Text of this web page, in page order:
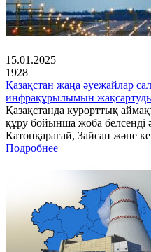
15.01.2025
1928
Қазақстан жаңа әуежайлар
инфрақұрылымын
Қазақстанда курорттық
құру бойынша жоба белсенді
Катонқарағай, Зайсан және
Подробнее